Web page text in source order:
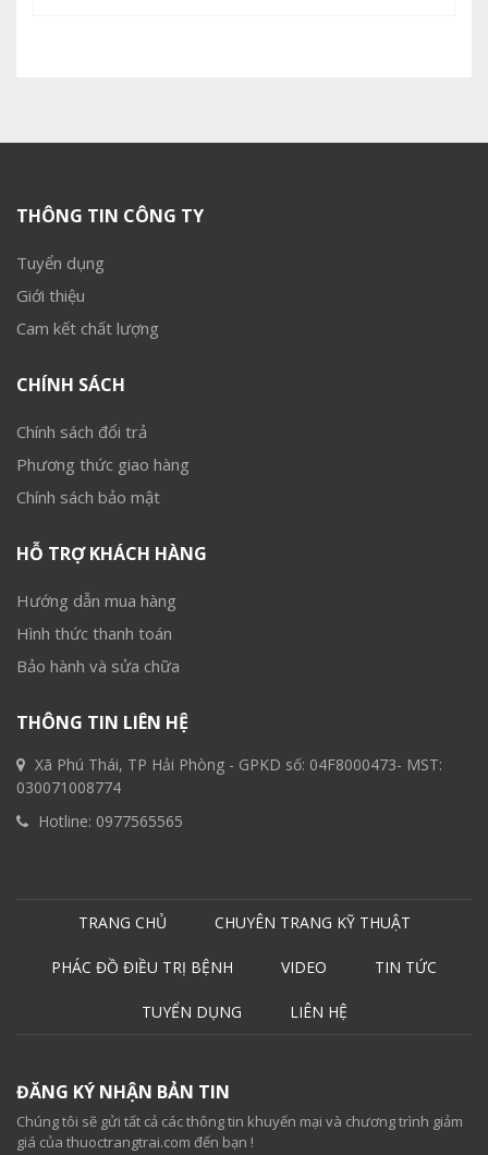
THÔNG TIN CÔNG TY
Tuyển dụng
Giới thiệu
Cam kết chất lượng
CHÍNH SÁCH
Chính sách đổi trả
Phương thức giao hàng
Chính sách bảo mật
HỖ TRỢ KHÁCH HÀNG
Hướng dẫn mua hàng
Hình thức thanh toán
Bảo hành và sửa chữa
THÔNG TIN LIÊN HỆ
Xã Phú Thái, TP Hải Phòng - GPKD số: 04F8000473- MST:
030071008774
Hotline: 0977565565
TRANG CHỦ CHUYÊN TRANG KỸ THUẬT
PHÁC ĐỒ ĐIỀU TRỊ BỆNH VIDEO TIN TỨC
TUYỂN DỤNG LIÊN HỆ
ĐĂNG KÝ NHẬN BẢN TIN
Chúng tôi sẽ gửi tất cả các thông tin khuyến mại và chương trình giảm
giá của thuoctrangtrai.com đến bạn !